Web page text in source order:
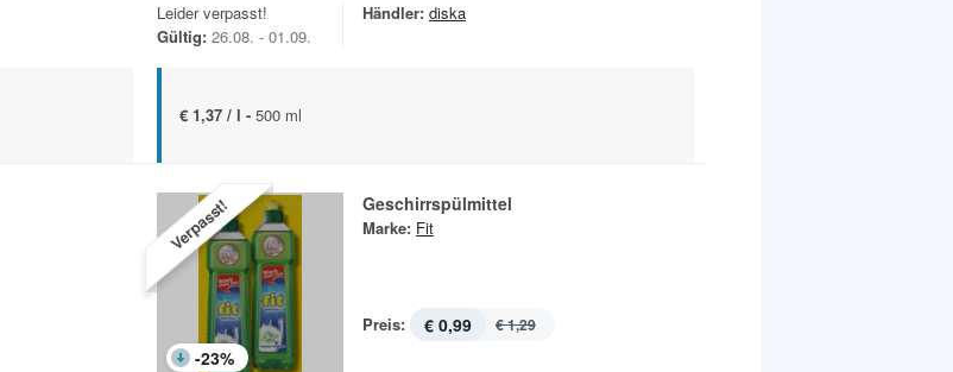
Leider verpasst!
Gültig: 26.08. - 01.09.
Händler: diska
€ 1,37 / l - 500 ml
Verpasst!
-23%
Geschirrspülmittel
Marke: Fit
Preis: € 0,99 € 1,29